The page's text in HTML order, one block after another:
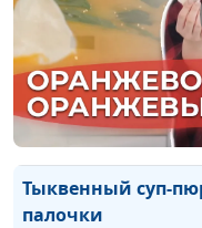
Сладкие и соленые
Морковная
драники с корицей
Тыквенный суп-
палочки